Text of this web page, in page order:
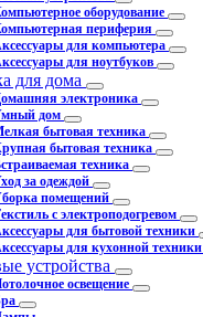
оборудование
периферия
для компьютера
для ноутбуков
для дома
электроника
дом
бытовая техника
бытовая техника
техника
за одеждой
помещений
с электроподогревом
для бытовой техники
для кухонной техники
устройства
освещение